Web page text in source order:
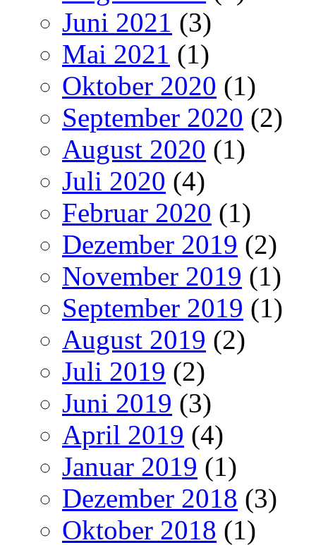
Juni 2021 (3)
Mai 2021 (1)
Oktober 2020 (1)
September 2020 (2)
August 2020 (1)
Juli 2020 (4)
Februar 2020 (1)
Dezember 2019 (2)
November 2019 (1)
September 2019 (1)
August 2019 (2)
Juli 2019 (2)
Juni 2019 (3)
April 2019 (4)
Januar 2019 (1)
Dezember 2018 (3)
Oktober 2018 (1)